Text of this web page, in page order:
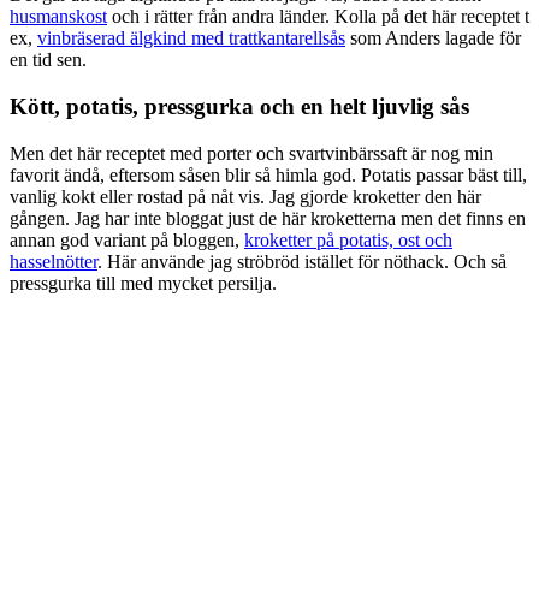
husmanskost och i rätter från andra länder. Kolla på det här receptet t
ex, vinbräserad älgkind med trattkantarellsås som Anders lagade för
en tid sen.
Kött, potatis, pressgurka och en helt ljuvlig sås
Men det här receptet med porter och svartvinbärssaft är nog min
favorit ändå, eftersom såsen blir så himla god. Potatis passar bäst till,
vanlig kokt eller rostad på nåt vis. Jag gjorde kroketter den här
gången. Jag har inte bloggat just de här kroketterna men det finns en
annan god variant på bloggen, kroketter på potatis, ost och
hasselnötter. Här använde jag ströbröd istället för nöthack. Och så
pressgurka till med mycket persilja.